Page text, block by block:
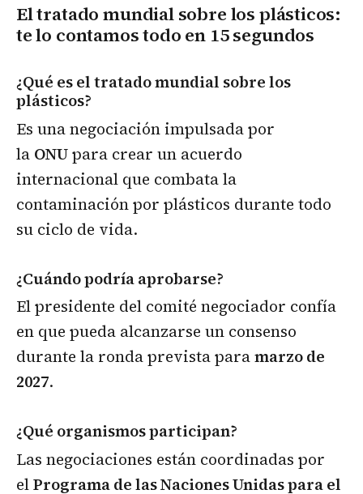
El tratado mundial sobre los plásticos:
te lo contamos todo en 15 segundos
¿Qué es el tratado mundial sobre los
plásticos?
Es una negociación impulsada por
la ONUpara crear un acuerdo
internacional que combata la
contaminación por plásticos durante todo
su ciclo de vida.
¿Cuándo podría aprobarse?
El presidente del comité negociador confía
en que pueda alcanzarse un consenso
durante la ronda prevista paramarzo de
2027.
¿Qué organismos participan?
Las negociaciones están coordinadas por
elPrograma de las Naciones Unidas para el